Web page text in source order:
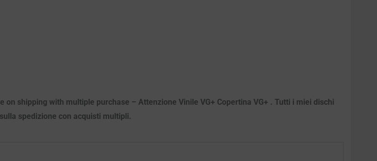
shipping with multiple purchase – Attenzione Vinile VG+ Copertina VG+ . Tutti i miei dischi
spedizione con acquisti multipli.